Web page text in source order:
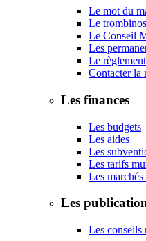
Le mot du
Le
Le Conseil
Les
Le
Contacter la
Les finances
Les budgets
Les aides
Les
Les tarifs
Les
Les
Les